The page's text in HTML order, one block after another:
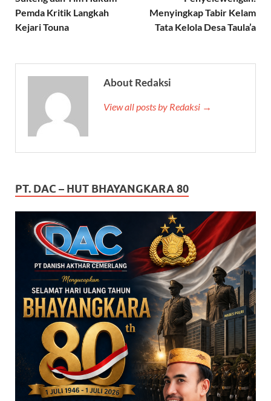
Pemda Kritik Langkah
Kejari Touna
Menyingkap Tabir Kelam
Tata Kelola Desa Taula’a
About Redaksi
View all posts by Redaksi →
PT. DAC – HUT BHAYANGKARA 80